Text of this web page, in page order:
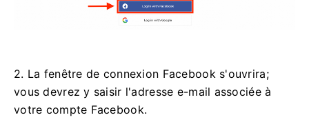
2. La fenêtre de connexion Facebook s'ouvrira;
vous devrez y saisir l'adresse e-mail associée à
votre compte Facebook.